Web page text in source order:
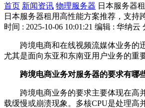
首页 新闻资讯 物理服务器 日本服务器
日本服务器租用高性能方案推荐，支持
时间 : 2025-10-06 10:01:21 编辑 : 华纳云
跨境电商和在线视频流媒体业务的迅
尤其是面向东亚和东南亚用户业务的重
跨境电商业务对服务器的要求有哪
跨境电商业务的要求主要体现在高并
载缓慢或崩溃现象。多核CPU是处理高